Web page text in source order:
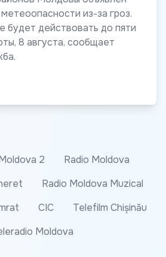
из-за гроз.
будет действовать до пяти
8 августа, сообщает
2
Radio Moldova
Radio Moldova Muzical
CIC
Telefilm Chișinău
Moldova